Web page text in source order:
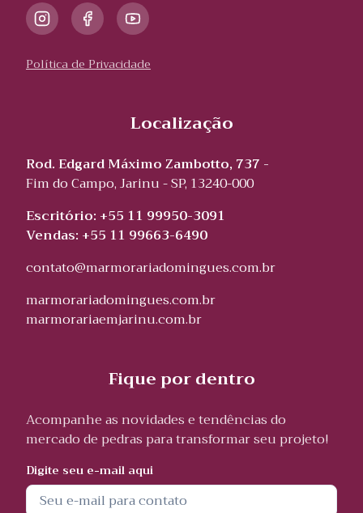
Política de Privacidade
Localização
Rod. Edgard Máximo Zambotto, 737 -
Fim do Campo, Jarinu - SP, 13240-000
Escritório: +55 11 99950-3091
Vendas: +55 11 99663-6490
contato@marmorariadomingues.com.br
marmorariadomingues.com.br
marmorariaemjarinu.com.br
Fique por dentro
Acompanhe as novidades e tendências do
mercado de pedras para transformar seu projeto!
Digite seu e-mail aqui